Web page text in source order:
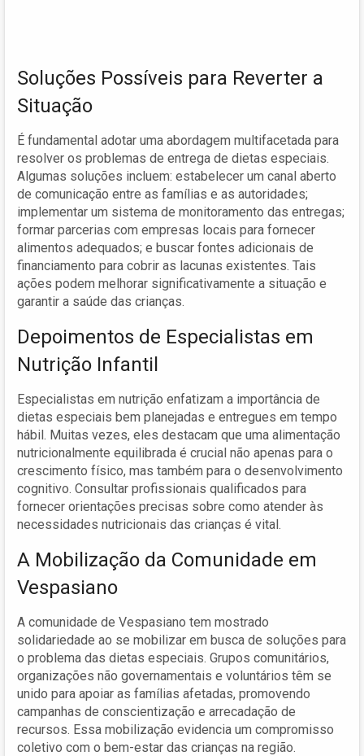
Soluções Possíveis para Reverter a
Situação
É fundamental adotar uma abordagem multifacetada para
resolver os problemas de entrega de dietas especiais.
Algumas soluções incluem: estabelecer um canal aberto
de comunicação entre as famílias e as autoridades;
implementar um sistema de monitoramento das entregas;
formar parcerias com empresas locais para fornecer
alimentos adequados; e buscar fontes adicionais de
financiamento para cobrir as lacunas existentes. Tais
ações podem melhorar significativamente a situação e
garantir a saúde das crianças.
Depoimentos de Especialistas em
Nutrição Infantil
Especialistas em nutrição enfatizam a importância de
dietas especiais bem planejadas e entregues em tempo
hábil. Muitas vezes, eles destacam que uma alimentação
nutricionalmente equilibrada é crucial não apenas para o
crescimento físico, mas também para o desenvolvimento
cognitivo. Consultar profissionais qualificados para
fornecer orientações precisas sobre como atender às
necessidades nutricionais das crianças é vital.
A Mobilização da Comunidade em
Vespasiano
A comunidade de Vespasiano tem mostrado
solidariedade ao se mobilizar em busca de soluções para
o problema das dietas especiais. Grupos comunitários,
organizações não governamentais e voluntários têm se
unido para apoiar as famílias afetadas, promovendo
campanhas de conscientização e arrecadação de
recursos. Essa mobilização evidencia um compromisso
coletivo com o bem-estar das crianças na região.